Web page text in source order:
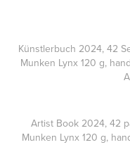
Künstlerbuch 2024, 42
Munken Lynx 120 g,
Artist Book 2024, 42
Munken Lynx 120 g,